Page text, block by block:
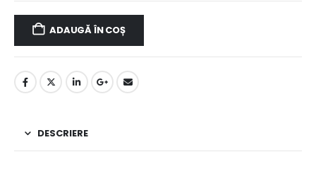
ADAUGĂ ÎN COȘ
DESCRIERE